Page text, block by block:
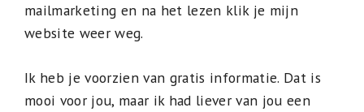
mailmarketing en na het lezen klik je mijn
website weer weg.
Ik heb je voorzien van gratis informatie. Dat is
mooi voor jou, maar ik had liever van jou een